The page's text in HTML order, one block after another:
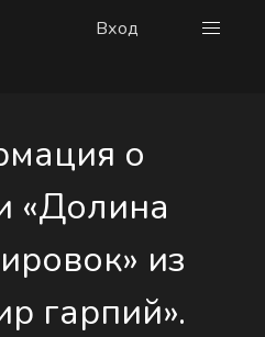
Вход
о
«Долина
из
гарпий».